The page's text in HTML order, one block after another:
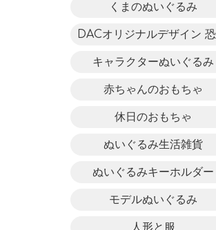
くまのぬいぐるみ
キャラクターぬいぐるみ
赤ちゃんのおもちゃ
休日のおもちゃ
ぬいぐるみ生活雑貨
ぬいぐるみキーホルダー
モデルぬいぐるみ
人形と服